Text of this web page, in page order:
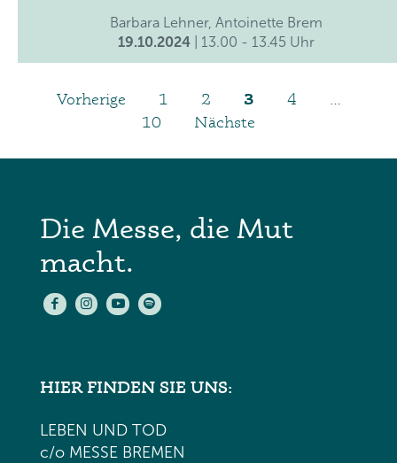
Barbara Lehner, Antoinette Brem
19.10.2024
| 13.00 - 13.45 Uhr
Vorherige 1 2 3 4
10
Nächste
Die Messe, die Mut
macht.
HIER FINDEN SIE UNS:
LEBEN UND TOD
c/o MESSE BREMEN